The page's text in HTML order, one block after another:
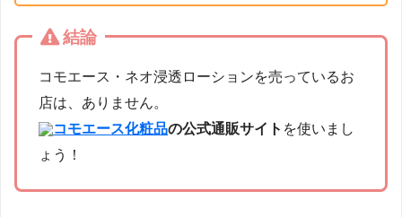
結論
コモエース・ネオ浸透ローションを売っているお
店は、ありません。
コモエース化粧品の公式通販サイト を使いまし
ょう！